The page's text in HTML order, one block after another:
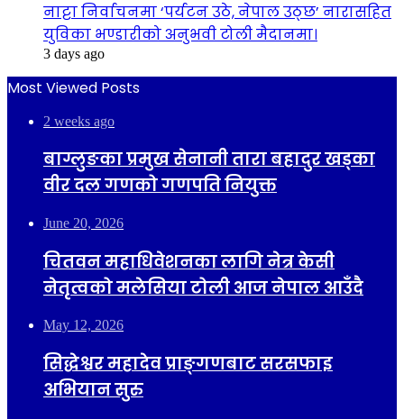
नाट्टा निर्वाचनमा ‘पर्यटन उठे, नेपाल उठ्छ’ नारासहित
युविका भण्डारीको अनुभवी टोली मैदानमा।
3 days ago
Most Viewed Posts
2 weeks ago
बाग्लुङका प्रमुख सेनानी तारा बहादुर खड्का
वीर दल गणको गणपति नियुक्त
June 20, 2026
चितवन महाधिवेशनका लागि नेत्र केसी
नेतृत्वको मलेसिया टोली आज नेपाल आउँदै
May 12, 2026
सिद्धेश्वर महादेव प्राङ्गणबाट सरसफाइ
अभियान सुरु